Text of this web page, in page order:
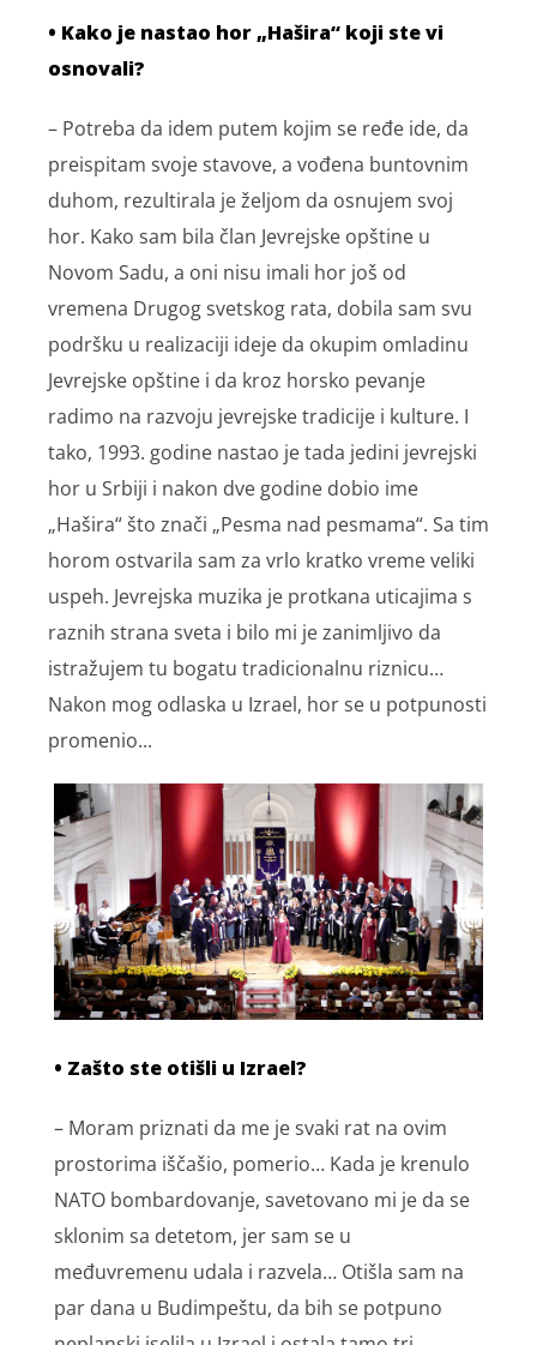
• Kako je nastao hor „Hašira“ koji ste vi
osnovali?
– Potreba da idem putem kojim se ređe ide, da
preispitam svoje stavove, a vođena buntovnim
duhom, rezultirala je željom da osnujem svoj
hor. Kako sam bila član Jevrejske opštine u
Novom Sadu, a oni nisu imali hor još od
vremena Drugog svetskog rata, dobila sam svu
podršku u realizaciji ideje da okupim omladinu
Jevrejske opštine i da kroz horsko pevanje
radimo na razvoju jevrejske tradicije i kulture. I
tako, 1993. godine nastao je tada jedini jevrejski
hor u Srbiji i nakon dve godine dobio ime
„Hašira“ što znači „Pesma nad pesmama“. Sa tim
horom ostvarila sam za vrlo kratko vreme veliki
uspeh. Jevrejska muzika je protkana uticajima s
raznih strana sveta i bilo mi je zanimljivo da
istražujem tu bogatu tradicionalnu riznicu…
Nakon mog odlaska u Izrael, hor se u potpunosti
promenio...
• Zašto ste otišli u Izrael?
– Moram priznati da me je svaki rat na ovim
prostorima iščašio, pomerio… Kada je krenulo
NATO bombardovanje, savetovano mi je da se
sklonim sa detetom, jer sam se u
međuvremenu udala i razvela… Otišla sam na
par dana u Budimpeštu, da bih se potpuno